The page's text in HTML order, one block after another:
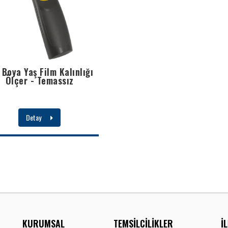
Yaş Film Kalınlığı
Ölçer - Temassız
Detay
KURUMSAL TEMSİLCİLİKLER